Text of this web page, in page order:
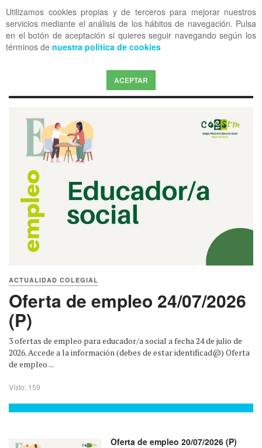
Utilizamos cookies propias y de terceros para mejorar nuestros
servicios mediante el análisis de los hábitos de navegación. Pulsa
en el botón de aceptación si quieres seguir navegando según los
términos de nuestra política de cookies
ACEPTAR
OFF CANVAS
ACTUALIDAD COLEGIAL
Oferta de empleo 24/07/2026
(P)
3 ofertas de empleo para educador/a social a fecha 24 de julio de
2026. Accede a la información (debes de estar identificad@) Oferta
de empleo ...
Visto: 159
Oferta de empleo 20/07/2026 (P)